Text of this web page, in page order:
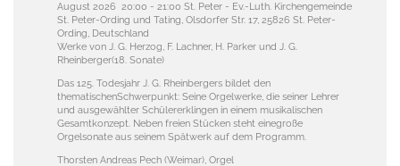
August 2026 20:00 - 21:00 St. Peter - Ev.-Luth. Kirchengemeinde
St. Peter-Ording und Tating, Olsdorfer Str. 17, 25826 St. Peter-
Ording, Deutschland
Werke von J. G. Herzog, F. Lachner, H. Parker und J. G.
Rheinberger(18. Sonate)
Das 125. Todesjahr J. G. Rheinbergers bildet den
thematischenSchwerpunkt: Seine Orgelwerke, die seiner Lehrer
und ausgewählter Schülererklingen in einem musikalischen
Gesamtkonzept. Neben freien Stücken steht einegroße
Orgelsonate aus seinem Spätwerk auf dem Programm.
Thorsten Andreas Pech (Weimar), Orgel